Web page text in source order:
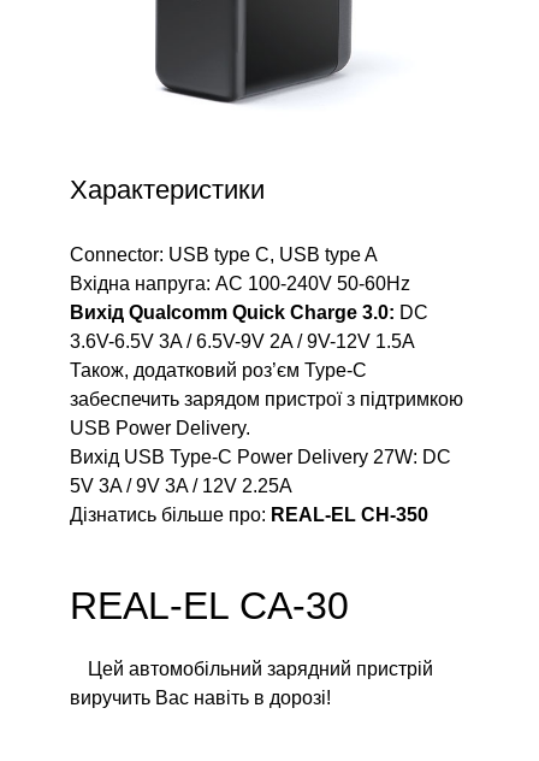
Характеристики
Connector: USB type C, USB type A
Вхідна напруга: AC 100-240V 50-60Hz
Вихід Qualcomm Quick Charge 3.0: DC
3.6V-6.5V 3A / 6.5V-9V 2A / 9V-12V 1.5A
Також, додатковий роз’єм Type-C
забеспечить зарядом пристрої з підтримкою
USB Power Delivery.
Вихід USB Type-C Power Delivery 27W: DC
5V 3A / 9V 3A / 12V 2.25A
Дізнатись більше про: REAL-EL CH-350
REAL-EL CA-30
Цей автомобільний зарядний пристрій
виручить Вас навіть в дорозі!